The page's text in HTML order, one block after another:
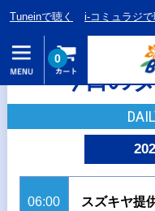
Tuneinで聴く i-コミュラジで
0
今日の
06:00 スズキヤ提